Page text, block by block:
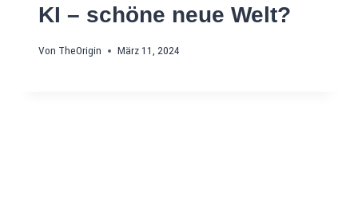
KI – schöne neue Welt?
Von TheOrigin März 11, 2024